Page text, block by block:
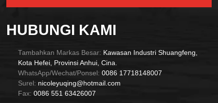
HUBUNGI KAMI
Tambahkan Markas Besar: Kawasan Industri Shuangfeng,
Kota Hefei, Provinsi Anhui, Cina.
WhatsApp/Wechat/Ponsel: 0086 17718148007
Surel: nicoleyuqing@hotmail.com
Fax: 0086 551 63426007